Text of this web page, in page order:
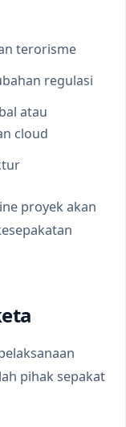
terorisme
regulasi
atau
cloud
proyek akan
pihak sepakat